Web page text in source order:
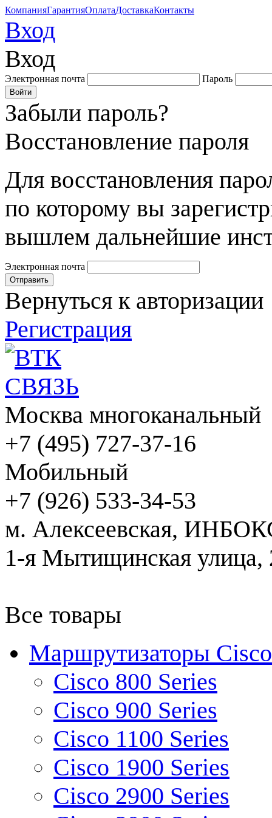
КомпанияГарантияОплатаДоставкаКонтакты
Вход
Вход
Электронная почта Пароль
Забыли пароль?
Восстановление пароля
Для восстановления
по которому вы
вышлем дальнейшие
Электронная почта
Вернуться к авторизации
Регистрация
Москва многоканальный
+7 (495) 727-37-16
Мобильный
+7 (926) 533-34-53
м. Алексеевская,
1-я Мытищинская улица,
Все товары
Маршрутизаторы Cisco
Cisco 800 Series
Cisco 900 Series
Cisco 1100 Series
Cisco 1900 Series
Cisco 2900 Series